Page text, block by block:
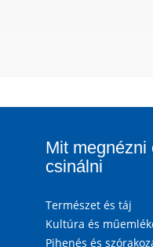
Mit megnézni
csinálni
Természet és táj
Kultúra és
Pihenés és